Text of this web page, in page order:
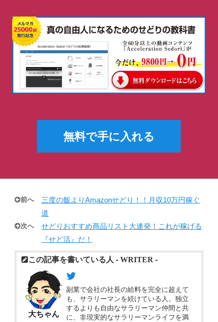
無料で手に入れる
前へ
三度の飯よりAmazonせどり！！月収10万円稼ぐ
道
次へ
せどりおすすめ商品リスト大連発！これが稼げる
『せど活』だ！
この記事を書いている人 - WRITER -
大ちゃん
副業で会社の社長の給料を完全に超えて
も、サラリーマンを続けている人。独立
するよりも自由なサラリーマン仲間と共
に、非現実的なサラリーマンライフを満